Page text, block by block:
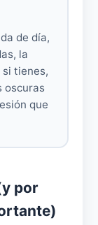
de día,
la
tienes,
oscuras
que
por